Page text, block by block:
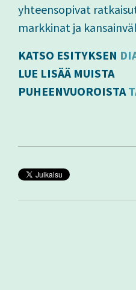
yhteensopivat
markkinat ja
KATSO ESITYKSEN
LUE LISÄÄ MUISTA
PUHEENVUOROISTA